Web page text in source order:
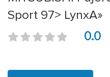
Sport 97> LynxA»
0.0